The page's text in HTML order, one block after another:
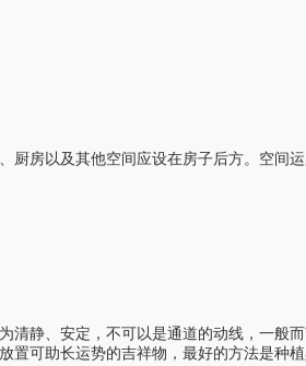
厨房以及其他空间应设在房子后方。空间
清静、安定，不可以是通道的动线，一般
置可助长运势的吉祥物，最好的方法是种植